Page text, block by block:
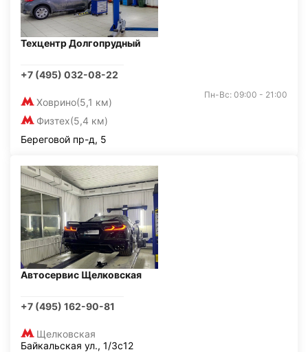
Техцентр Долгопрудный
+7 (495) 032-08-22
Ховрино(5,1 км)
Физтех(5,4 км)
Пн-Вс: 09:00 - 21:00
Береговой пр-д, 5
Автосервис Щелковская
+7 (495) 162-90-81
Щелковская
Байкальская ул., 1/3с12